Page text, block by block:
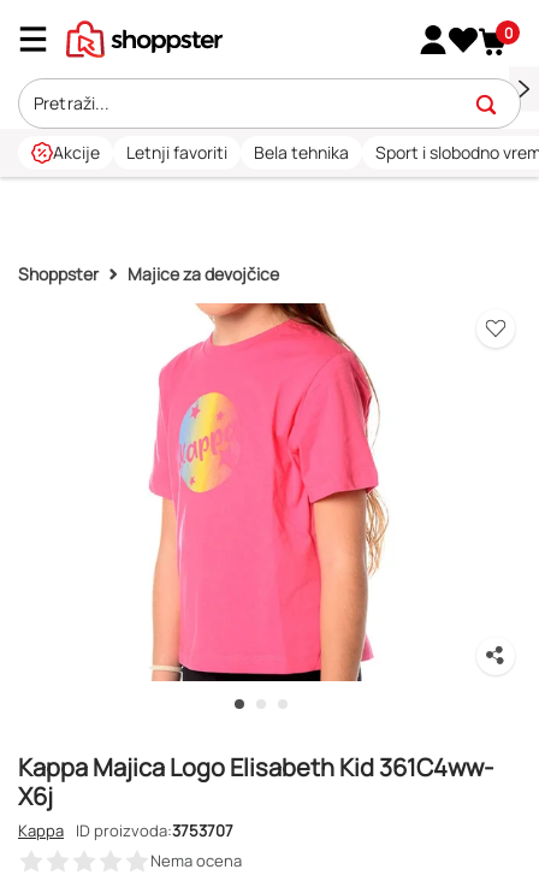
0
Akcije Letnji favoriti Bela tehnika Sport i slobodno
Shoppster Majice za devojčice
Kappa Majica Logo Elisabeth Kid 361C4ww-
X6j
Kappa ID proizvoda:3753707
Nema ocena